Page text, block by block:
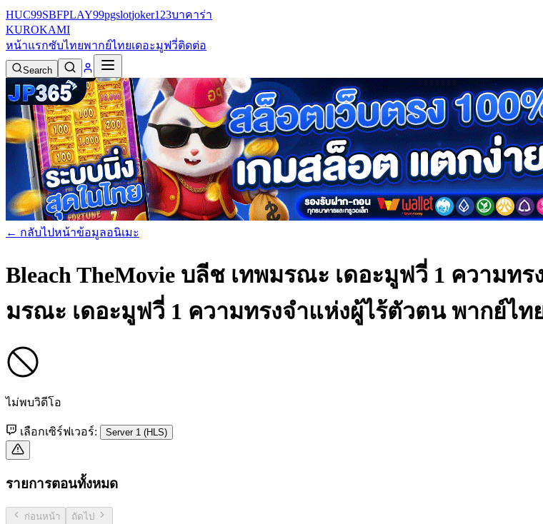
HUC99SBFPLAY99pgslotjoker123บาคาร่า
KUROKAMI
หน้าแรกซับไทยพากย์ไทยเดอะมูฟวี่ติดต่อ
Search
← กลับไปหน้าข้อมูลอนิเมะ
Bleach TheMovie บลีช เทพมรณะ เดอะมูฟวี่ 1 ความท
มรณะ เดอะมูฟวี่ 1 ความทรงจำแห่งผู้ไร้ตัวตน พากย์ไท
ไม่พบวิดีโอ
เลือกเซิร์ฟเวอร์: Server 1 (HLS)
รายการตอนทั้งหมด
ก่อนหน้า ถัดไป